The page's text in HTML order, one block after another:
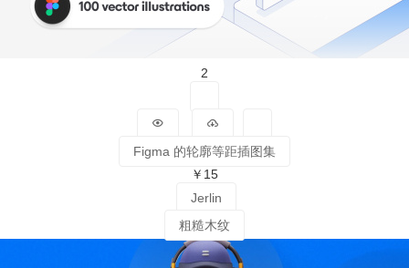
2
Figma 的轮廓等距插图集
￥15
Jerlin
粗糙木纹